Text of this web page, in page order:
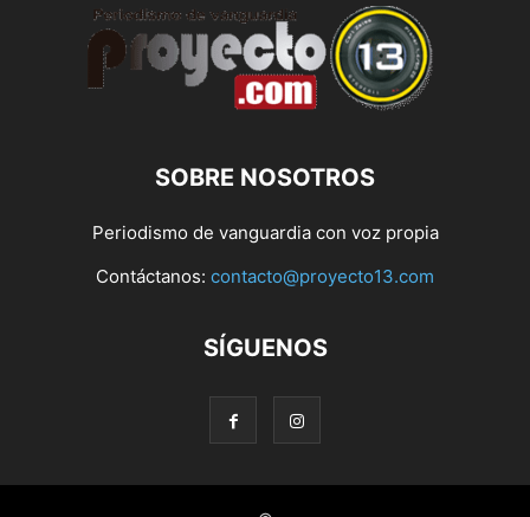
SOBRE NOSOTROS
Periodismo de vanguardia con voz propia
Contáctanos: contacto@proyecto13.com
SÍGUENOS